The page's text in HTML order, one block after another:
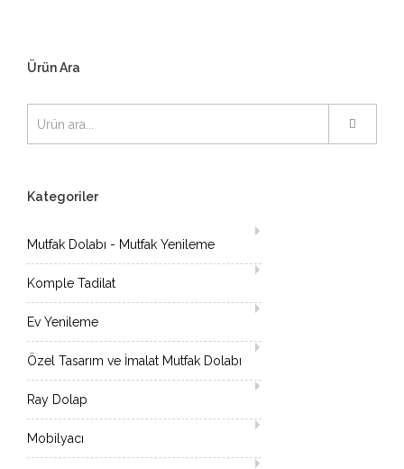
Ürün Ara
Kategoriler
Mutfak Dolabı - Mutfak Yenileme
Komple Tadilat
Ev Yenileme
Özel Tasarım ve İmalat Mutfak Dolabı
Ray Dolap
Mobilyacı